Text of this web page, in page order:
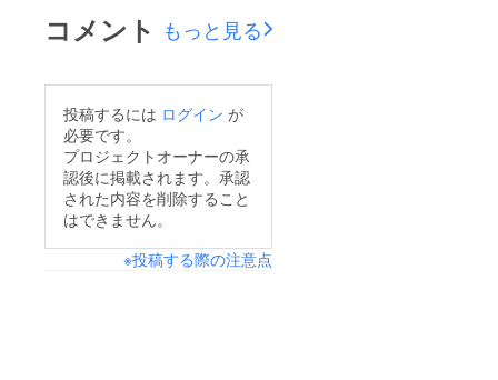
コメント もっと見る
投稿するには ログイン が
必要です。
プロジェクトオーナーの承
認後に掲載されます。承認
された内容を削除すること
はできません。
※投稿する際の注意点